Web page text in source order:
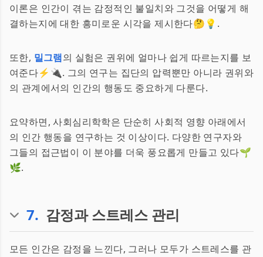
이론은 인간이 겪는 감정적인 불일치와 그것을 어떻게 해
결하는지에 대한 흥미로운 시각을 제시한다🤔💡.
또한, 밀그램의 실험은 권위에 얼마나 쉽게 따르는지를 보
여준다⚡🔌. 그의 연구는 집단의 압력뿐만 아니라 권위와
의 관계에서의 인간의 행동도 중요하게 다룬다.
요약하면, 사회심리학학은 단순히 사회적 영향 아래에서
의 인간 행동을 연구하는 것 이상이다. 다양한 연구자와
그들의 접근법이 이 분야를 더욱 풍요롭게 만들고 있다🌱
🌿.
7. 감정과 스트레스 관리
모든 인간은 감정을 느낀다, 그러나 모두가 스트레스를 관